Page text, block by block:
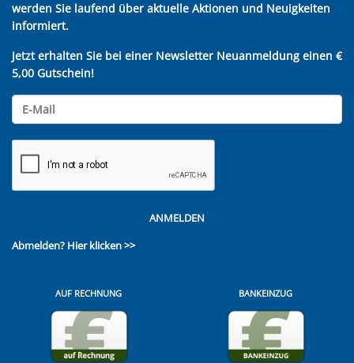
werden Sie laufend über aktuelle Aktionen und Neuigkeiten
informiert.
Jetzt erhalten Sie bei einer Newsletter Neuanmeldung einen €
5,00 Gutschein!
ANMELDEN
Abmelden? Hier klicken >>
AUF RECHNUNG BANKEINZUG